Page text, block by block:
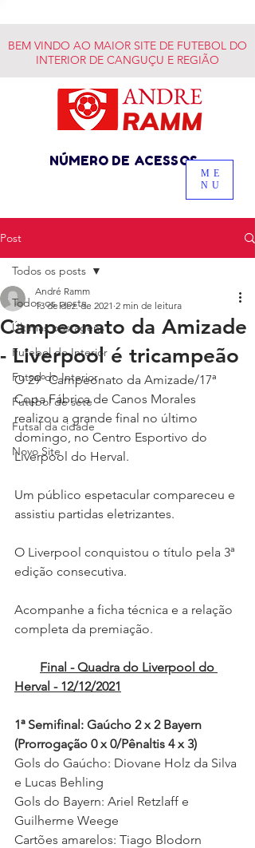
BEM VINDO AO MAIOR SITE DE FUTEBOL DO
INTERIOR DE CANGUÇU E REGIÃO
NÚMERO DE ACESSOS
ME
NU
Post
Todos os posts
Últimas postagens
Futebol do Interior
Futsal do Interior
Futebol de sete
Futsal da cidade
Novo Site
Todos os posts
Campeonato da Amizade
- Liverpool é tricampeão
André Ramm
13 de dez. de 2021 2 min de leitura
O 29º Campeonato da Amizade/17ª
Copa Fábrica de Canos Morales
realizou a grande final no último
domingo, no Centro Esportivo do
Liverpool do Herval.
Um público espetacular compareceu e
assistiu partidas eletrizantes.
O Liverpool conquistou o título pela 3ª
edição consecutiva.
Acompanhe a ficha técnica e a relação
completa da premiação.
Final - Quadra do Liverpool do
Herval - 12/12/2021
1ª Semifinal: Gaúcho 2 x 2 Bayern
(Prorrogação 0 x 0/Pênaltis 4 x 3)
Gols do Gaúcho: Diovane Holz da Silva
e Lucas Behling
Gols do Bayern: Ariel Retzlaff e
Guilherme Weege
Cartões amarelos: Tiago Blodorn